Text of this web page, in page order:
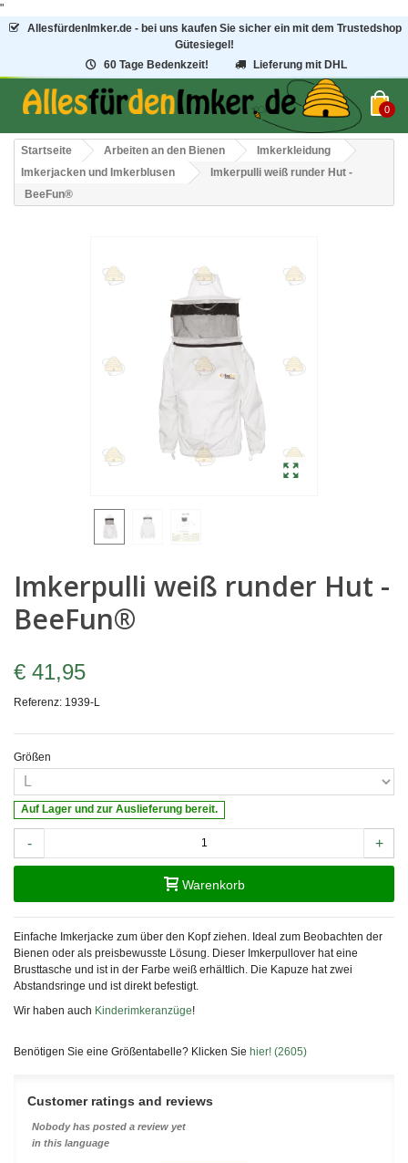
"
AllesfürdenImker.de - bei uns kaufen Sie sicher ein mit dem Trustedshop
Gütesiegel!
60 Tage Bedenkzeit!
Lieferung mit DHL
0
Startseite Arbeiten an den Bienen
Imkerkleidung
Imkerjacken und Imkerblusen
Imkerpulli weiß runder Hut -
BeeFun®
Imkerpulli weiß runder Hut -
BeeFun®
€ 41,95
Referenz: 1939-L
Größen
Auf Lager und zur Auslieferung bereit.
- +
Warenkorb
Einfache Imkerjacke zum über den Kopf ziehen. Ideal zum Beobachten der
Bienen oder als preisbewusste Lösung. Dieser Imkerpullover hat eine
Brusttasche und ist in der Farbe weiß erhältlich. Die Kapuze hat zwei
Abstandsringe und ist direkt befestigt.
Wir haben auch Kinderimkeranzüge!
Benötigen Sie eine Größentabelle? Klicken Sie hier! (2605)
Customer ratings and reviews
Nobody has posted a review yet
in this language